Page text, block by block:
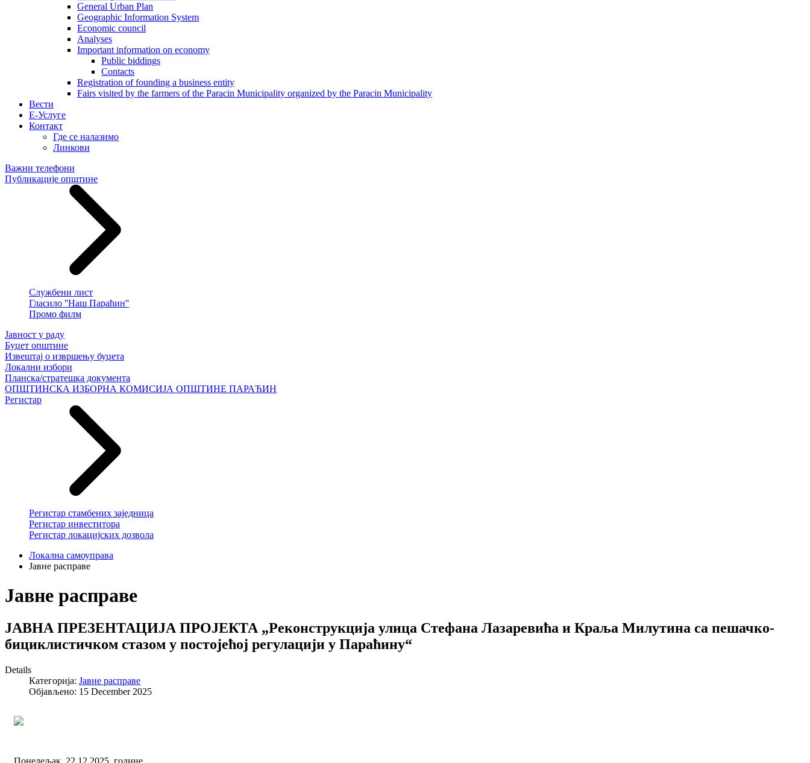
General Urban Plan
Geographic Information System
Еconomic council
Analyses
Important information on economy
Public biddings
Contacts
Registration of founding a business entity
Fairs visited by the farmers of the Paracin Municipality organized by the Paracin Municipality
Вести
E-Услуге
Контакт
Где се налазимо
Линкови
Важни телефони
Публикације општине
Службени лист
Гласило ''Наш Параћин''
Промо филм
Јавност у раду
Буџет општине
Извештај о извршењу буџета
Локални избори
Планска/стратешка документа
ОПШТИНСКА ИЗБОРНА КОМИСИЈА ОПШТИНЕ ПАРАЋИН
Регистар
Регистар стамбених заједница
Регистар инвеститора
Регистар локацијских дозвола
Локална самоуправа
Јавне расправе
Јавне расправе
ЈАВНА ПРЕЗЕНТАЦИЈА ПРОЈЕКТА „Реконструкција улица Стефана Лазаревића и Краља Милутина са пешачко-
бициклистичком стазом у постојећој регулацији у Параћину“
Details
Категорија: Јавне расправе
Објављено: 15 December 2025
Понедељак, 22.12.2025. године